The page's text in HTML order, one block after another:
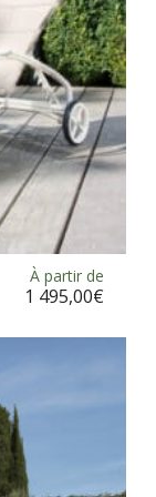
la
du
À partir de
1 495,00€